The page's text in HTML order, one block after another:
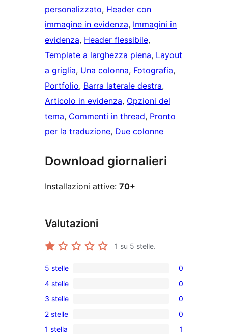
personalizzato, Header con
immagine in evidenza, Immagini in
evidenza, Header flessibile
Template a larghezza piena, Layout
a griglia, Una colonna, Fotografia
Portfolio, Barra laterale destra
Articolo in evidenza, Opzioni del
tema, Commenti in thread, Pronto
per la traduzione, Due colonne
Download giornalieri
Installazioni attive: 70+
Valutazioni
1 su 5 stelle.
0
recensioni
a
5-
stelle
5 stelle 0
0
recensioni
a
4-
4 stelle 0
0
recensioni
a
3 stelle 0
0
recensioni
2 stelle 0
1 stella 1